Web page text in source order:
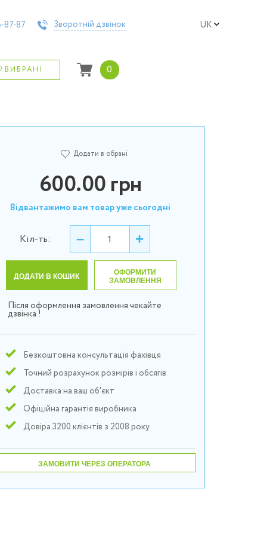
87-87 Зворотній дзвінок UK
ВИБРАНІ 0
Додати в обрані
600.00грн
Відвантажимо вам товар уже сьогодні
Кіл-ть: – +
ДОДАТИ В КОШИК
ОФОРМИТИ
ЗАМОВЛЕННЯ
Після оформлення замовлення чекайте
дзвінка !
Безкоштовна консультація фахівця
Точний розрахунок розмірів і обсягів
Доставка на ваш об'єкт
Офіційна гарантія виробника
Довіра 3200 клієнтів з 2008 року
ЗАМОВИТИ ЧЕРЕЗ ОПЕРАТОРА